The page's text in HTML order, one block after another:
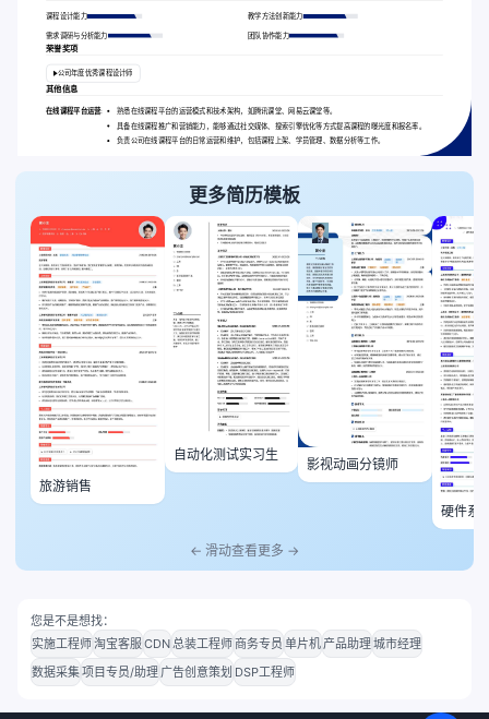
课程设计能力 教学方法创新能力
需求调研与分析能力 团队协作能力
荣誉奖项
公司年度优秀课程设计师
其他信息
在线课程平台运营: 熟悉在线课程平台的运营模式和技术架构，如腾讯课堂、网易云课堂等。
具备在线课程推广和营销能力，能够通过社交媒体、搜索引擎优化等方式提高课程的曝光度和报名率。
负责公司在线课程平台的日常运营和维护，包括课程上架、学员管理、数据分析等工作。
更多简历模板
旅游销售
自动化测试实习生
影视动画分镜师
硬件系
师
← 滑动查看更多 →
您是不是想找：
实施工程师淘宝客服 CDN总装工程师商务专员 单片机产品助理城市经理
数据采集项目专员/助理 广告创意策划 DSP工程师